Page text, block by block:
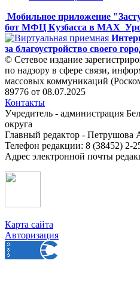
Мобильное приложение
бот МФЦ Кузбасса в MAX
за благоустройство своего
© Сетевое издание
по надзору в сфере связи,
массовых коммуникаций
89776 от 08.07.2025
Контакты
Учредитель - администрация
округа
Главный редактор - Петрушова
Телефон редакции: 8 (38452) 2-
Адрес электронной почты
Карта сайта
Авторизация